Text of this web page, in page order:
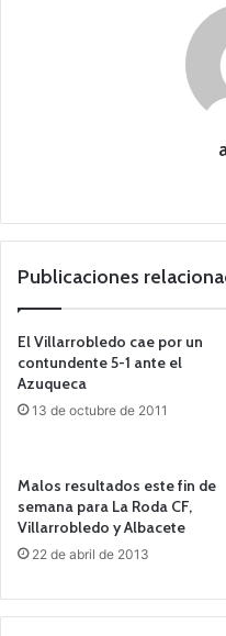
Publicaciones
El Villarrobledo cae por un
contundente 5-1 ante el
Azuqueca
13 de octubre de 2011
Malos resultados este fin de
semana para La Roda CF,
Villarrobledo y Albacete
22 de abril de 2013